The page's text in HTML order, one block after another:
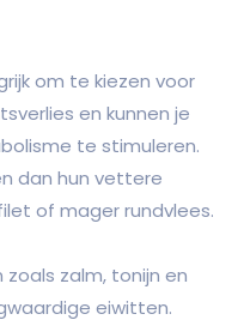
om te kiezen voor
en kunnen je
te stimuleren.
dan hun vettere
of mager rundvlees.
zalm, tonijn en
eiwitten.